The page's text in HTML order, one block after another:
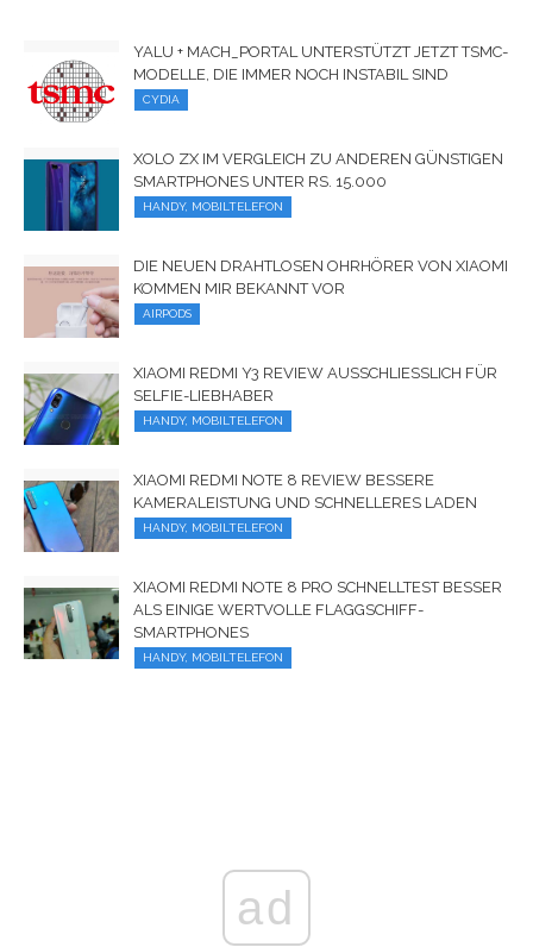
YALU + MACH_PORTAL UNTERSTÜTZT JETZT TSMC-
MODELLE, DIE IMMER NOCH INSTABIL SIND
CYDIA
XOLO ZX IM VERGLEICH ZU ANDEREN GÜNSTIGEN
SMARTPHONES UNTER RS. 15.000
HANDY, MOBILTELEFON
DIE NEUEN DRAHTLOSEN OHRHÖRER VON XIAOMI
KOMMEN MIR BEKANNT VOR
AIRPODS
XIAOMI REDMI Y3 REVIEW AUSSCHLIESSLICH FÜR S
ELFIE-LIEBHABER
HANDY, MOBILTELEFON
XIAOMI REDMI NOTE 8 REVIEW BESSERE
KAMERALEISTUNG UND SCHNELLERES LADEN
HANDY, MOBILTELEFON
XIAOMI REDMI NOTE 8 PRO SCHNELLTEST BESSER
ALS EINIGE WERTVOLLE FLAGGSCHIFF-
SMARTPHONES
HANDY, MOBILTELEFON
ad